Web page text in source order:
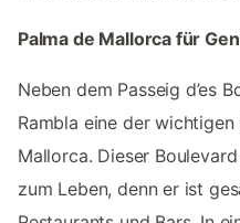
Palma de Mallorca für
Neben dem Passeig d’es
Rambla eine der
Mallorca. Dieser
zum Leben, denn er ist